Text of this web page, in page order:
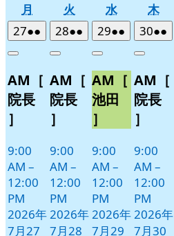
月
曜
日
火
曜
日
水水
曜
日
木木
曜
日
272026
年
月
27
日
●●
件
イ
ベ
ト)
Close
AM［
院長
］
9:00
AM –
12:00
PM
2026年
7月27
282026
年
月
28
日
●●
件
イ
ベ
ト)
Close
AM［
院長
］
9:00
AM –
12:00
PM
2026年
7月28
292026
年
月
29
日
●●
件
イ
ベ
ト)
Close
AM［
池田
］
9:00
AM –
12:00
PM
2026年
7月29
302026
年
月
30
日
●●
件
イ
Close
AM［
院長
］
9:00
AM –
12:00
PM
2026年
7月30